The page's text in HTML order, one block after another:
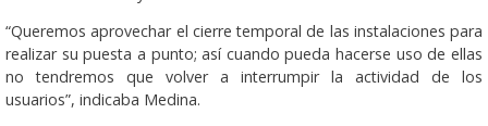
“Queremos aprovechar el cierre temporal de las instalaciones para
realizar su puesta a punto; así cuando pueda hacerse uso de ellas
no tendremos que volver a interrumpir la actividad de los
usuarios”, indicaba Medina.